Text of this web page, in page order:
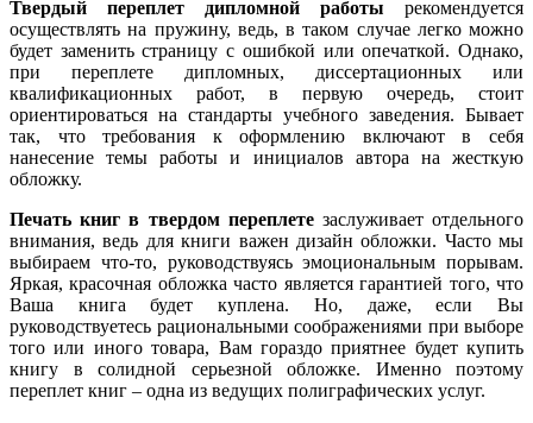
Твердый переплет
дипломной работы рекомендуется
осуществлять на пружину, ведь, в таком случае легко можно
будет заменить страницу с ошибкой или опечаткой. Однако,
при переплете дипломных, диссертационных или
квалификационных работ, в первую очередь, стоит
ориентироваться на стандарты учебного заведения. Бывает
так, что требования к оформлению включают в себя
нанесение темы работы и инициалов автора на жесткую
обложку.
Печать книг в твердом переплетезаслуживает отдельного
внимания, ведь для книги важен дизайн обложки. Часто мы
выбираем что-то, руководствуясь эмоциональным порывам.
Яркая, красочная обложка часто является гарантией того, что
Ваша книга будет куплена. Но, даже, если Вы
руководствуетесь рациональными соображениями при выборе
того или иного товара, Вам гораздо приятнее будет купить
книгу в солидной серьезной обложке. Именно поэтому
переплет книг – одна из ведущих полиграфических услуг.